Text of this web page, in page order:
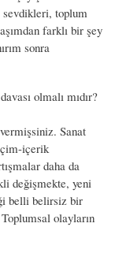
toplum
farklı bir şey
sonra
olmalı mıdır?
Sanat
içerik
daha da
değişmekte, yeni
belli belirsiz bir
olayların